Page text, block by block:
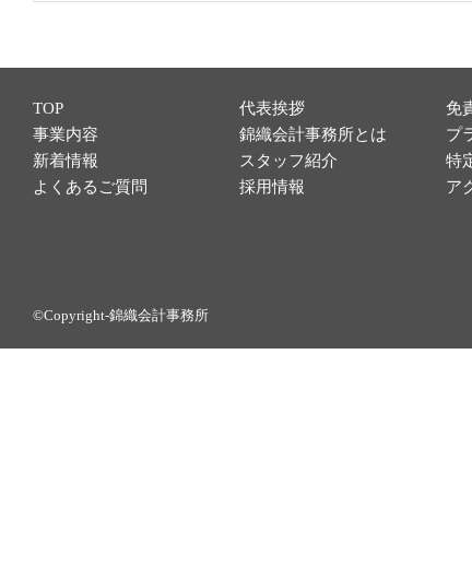
TOP
事業内容
新着情報
よくあるご質問
代表挨拶
錦織会計事務所とは
スタッフ紹介
採用情報
免
プ
特
ア
©Copyright-錦織会計事務所